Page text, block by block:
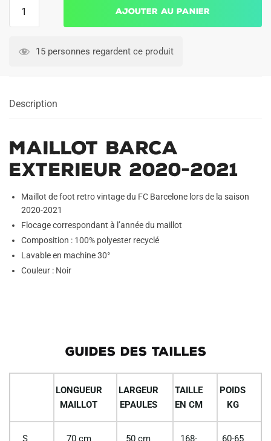
Ajouter au panier
15 personnes regardent ce produit
Description
Maillot Barca
Exterieur 2020-2021
Maillot de foot retro vintage du FC Barcelone lors de la saison
2020-2021
Flocage correspondant à l’année du maillot
Composition : 100% polyester recyclé
Lavable en machine 30°
Couleur : Noir
GUIDES DES TAILLES
LONGUEUR
MAILLOT
LARGEUR
EPAULES
TAILLE
EN CM
POIDS
KG
S 70 cm 50 cm 168- 60-65